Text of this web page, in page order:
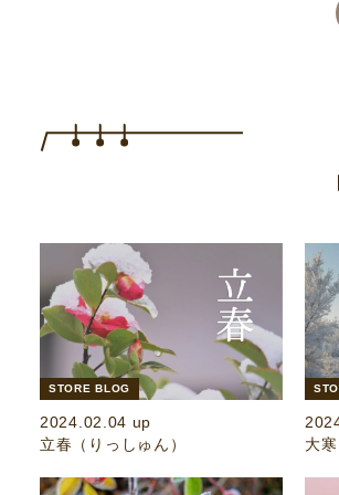
STORE BLOG
2024.02.04 up
立春（りっしゅん）
大